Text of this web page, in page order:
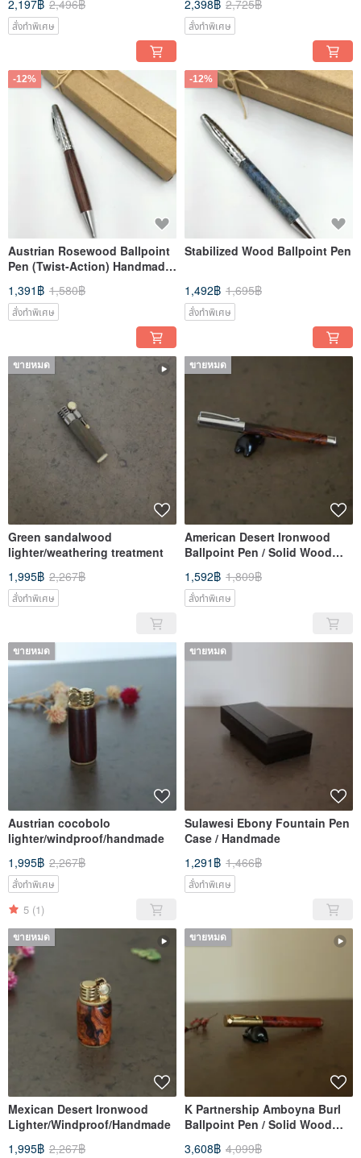
2,197฿ 2,496฿
สั่งทำพิเศษ
2,398฿ 2,725฿
สั่งทำพิเศษ
-12%
Austrian Rosewood Ballpoint
Pen (Twist-Action) Handmade
1,391฿ 1,580฿
สั่งทำพิเศษ
-12%
Stabilized Wood Ballpoint Pen
1,492฿ 1,695฿
สั่งทำพิเศษ
ขายหมด
Green sandalwood
lighter/weathering treatment
1,995฿ 2,267฿
สั่งทำพิเศษ
ขายหมด
American Desert Ironwood
Ballpoint Pen / Solid Wood
Handmade Pen
1,592฿ 1,809฿
สั่งทำพิเศษ
ขายหมด
Austrian cocobolo
lighter/windproof/handmade
1,995฿ 2,267฿
สั่งทำพิเศษ
5 (1)
ขายหมด
Sulawesi Ebony Fountain Pen
Case / Handmade
1,291฿ 1,466฿
สั่งทำพิเศษ
ขายหมด
Mexican Desert Ironwood
Lighter/Windproof/Handmade
1,995฿ 2,267฿
ขายหมด
K Partnership Amboyna Burl
Ballpoint Pen / Solid Wood
Pen / Tatsuya Kit
3,608฿ 4,099฿